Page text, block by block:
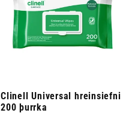
Clinell Universal hreinsiefni
200 þurrka